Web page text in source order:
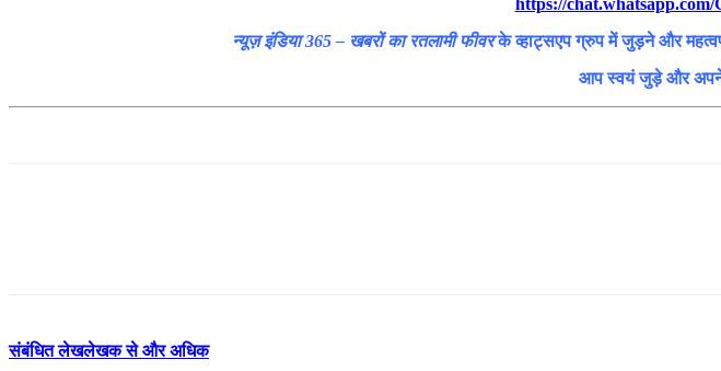
न्यूज़ इंडिया 365 – खबरों का रतलामी फीवरके व्हाट्सएप ग्रुप में जुड़ने और
आप स्वयं जुड़े और अपने
संबंधित लेखलेखक से और अधिक